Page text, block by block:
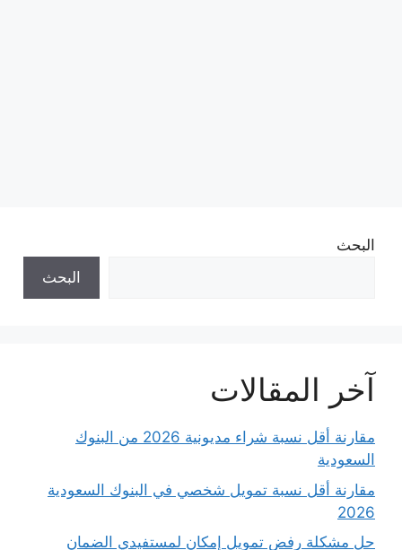
البحث
البحث
آخر المقالات
مقارنة أقل نسبة شراء مديونية 2026 من البنوك
السعودية
مقارنة أقل نسبة تمويل شخصي في البنوك السعودية
2026
حل مشكلة رفض تمويل إمكان لمستفيدي الضمان